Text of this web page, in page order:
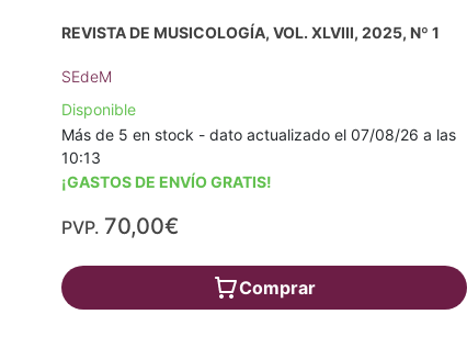
REVISTA DE MUSICOLOGÍA, VOL. XLVIII, 2025, Nº 1
SEdeM
Disponible
Más de 5 en stock - dato actualizado el 07/08/26 a las
10:13
¡GASTOS DE ENVÍO GRATIS!
PVP. 70,00€
Comprar